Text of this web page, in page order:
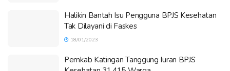
Halikin Bantah Isu Pengguna BPJS Kesehatan
Tak Dilayani di Faskes
18/01/2023
Pemkab Katingan Tanggung Iuran BPJS